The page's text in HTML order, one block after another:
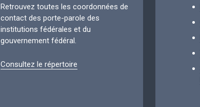
Retrouvez toutes les coordonnées de
contact des porte-parole des
institutions fédérales et du
gouvernement fédéral.
Consultez le répertoire